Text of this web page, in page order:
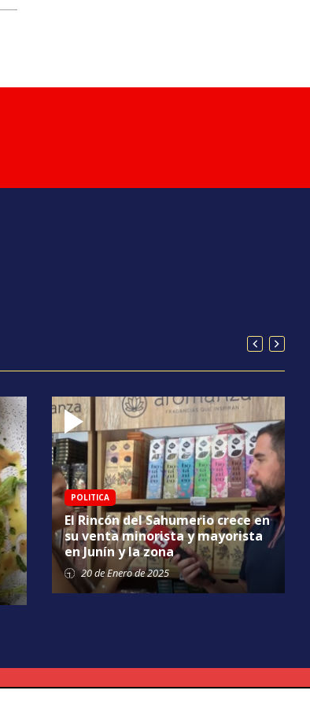
POLITICA
El Rincón del Sahumerio crece en
su venta minorista y mayorista
en Junín y la zona
20 deEnerode 2025